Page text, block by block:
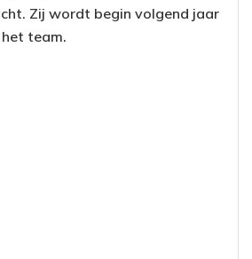
Zij wordt begin volgend jaar
team.